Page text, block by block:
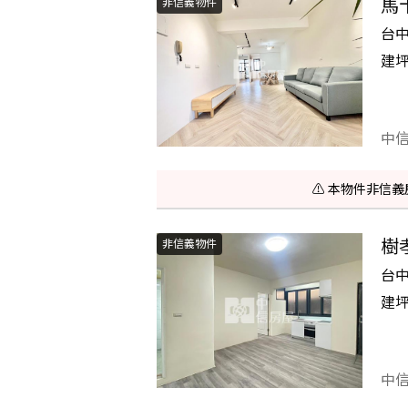
台
建
中
⚠️ 本物件非信義
非信義物件 樹
台
建
中